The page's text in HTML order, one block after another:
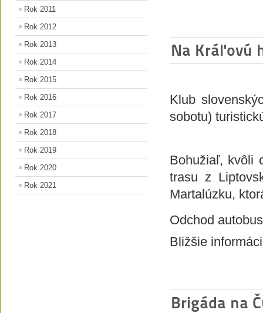
Rok 2011
Rok 2012
Rok 2013
Rok 2014
Rok 2015
Rok 2016
Rok 2017
Rok 2018
Rok 2019
Rok 2020
Rok 2021
Na Kráľovú
Klub
sobotu)
Bohužiaľ, kvôli
trasu z
Martalúzku,
Odchod
Bližšie
Brigáda na